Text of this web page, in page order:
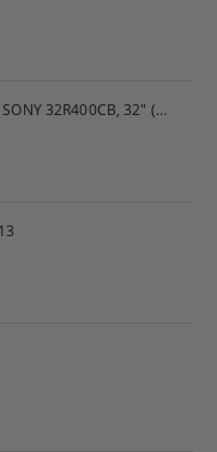
TELEVIZOR LED SONY 32R400CB, 32" (80 СМ), HD